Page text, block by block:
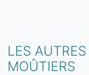
LES
MOÛTIERS